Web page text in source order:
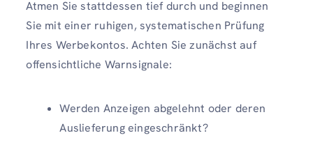
Atmen Sie stattdessen tief durch und beginnen
Sie mit einer ruhigen, systematischen Prüfung
Ihres Werbekontos. Achten Sie zunächst auf
offensichtliche Warnsignale:
Werden Anzeigen abgelehnt oder deren
Auslieferung eingeschränkt?